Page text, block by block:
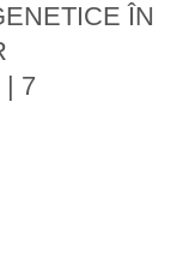
ÎN
| 7